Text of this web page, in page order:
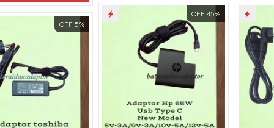
OFF 45%
OFF 5%